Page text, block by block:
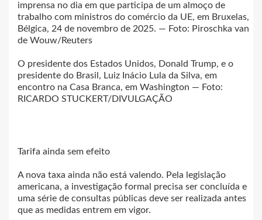
imprensa no dia em que participa de um almoço de
trabalho com ministros do comércio da UE, em Bruxelas,
Bélgica, 24 de novembro de 2025. — Foto: Piroschka van
de Wouw/Reuters
O presidente dos Estados Unidos, Donald Trump, e o
presidente do Brasil, Luiz Inácio Lula da Silva, em
encontro na Casa Branca, em Washington — Foto:
RICARDO STUCKERT/DIVULGAÇÃO
Tarifa ainda sem efeito
A nova taxa ainda não está valendo. Pela legislação
americana, a investigação formal precisa ser concluída e
uma série de consultas públicas deve ser realizada antes
que as medidas entrem em vigor.